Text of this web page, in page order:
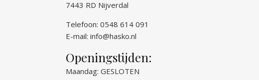
7443 RD Nijverdal
Telefoon: 0548 614 091
E-mail: info@hasko.nl
Openingstijden:
Maandag: GESLOTEN